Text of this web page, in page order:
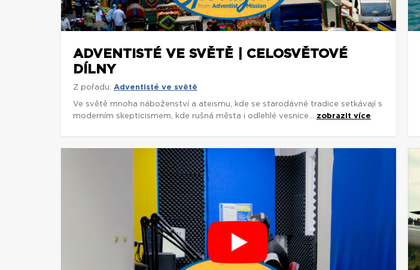
ADVENTISTÉ VE SVĚTĚ | CELOSVĚTOVÉ
DÍLNY
Z pořadu: Adventisté ve světě
Ve světě mnoha náboženství a ateismu, kde se starodávné tradice setkávají s
moderním skepticismem, kde rušná města i odlehlé vesnice... zobrazit více